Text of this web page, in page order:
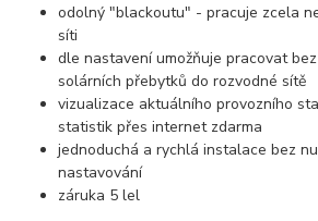
odolný "blackoutu" - pracuje zcela
síti
dle nastavení umožňuje pracovat
solárních přebytků do rozvodné sítě
vizualizace aktuálního provozního
statistik přes internet zdarma
jednoduchá a rychlá instalace bez
nastavování
záruka 5 lel